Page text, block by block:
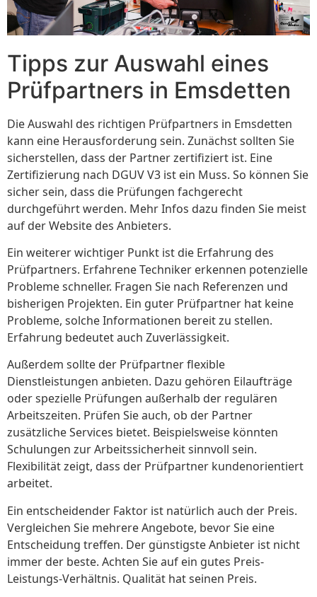
Tipps zur Auswahl eines
Prüfpartners in Emsdetten
Die Auswahl des richtigen Prüfpartners in Emsdetten
kann eine Herausforderung sein. Zunächst sollten Sie
sicherstellen, dass der Partner zertifiziert ist. Eine
Zertifizierung nach DGUV V3 ist ein Muss. So können Sie
sicher sein, dass die Prüfungen fachgerecht
durchgeführt werden. Mehr Infos dazu finden Sie meist
auf der Website des Anbieters.
Ein weiterer wichtiger Punkt ist die Erfahrung des
Prüfpartners. Erfahrene Techniker erkennen potenzielle
Probleme schneller. Fragen Sie nach Referenzen und
bisherigen Projekten. Ein guter Prüfpartner hat keine
Probleme, solche Informationen bereit zu stellen.
Erfahrung bedeutet auch Zuverlässigkeit.
Außerdem sollte der Prüfpartner flexible
Dienstleistungen anbieten. Dazu gehören Eilaufträge
oder spezielle Prüfungen außerhalb der regulären
Arbeitszeiten. Prüfen Sie auch, ob der Partner
zusätzliche Services bietet. Beispielsweise könnten
Schulungen zur Arbeitssicherheit sinnvoll sein.
Flexibilität zeigt, dass der Prüfpartner kundenorientiert
arbeitet.
Ein entscheidender Faktor ist natürlich auch der Preis.
Vergleichen Sie mehrere Angebote, bevor Sie eine
Entscheidung treffen. Der günstigste Anbieter ist nicht
immer der beste. Achten Sie auf ein gutes Preis-
Leistungs-Verhältnis. Qualität hat seinen Preis.